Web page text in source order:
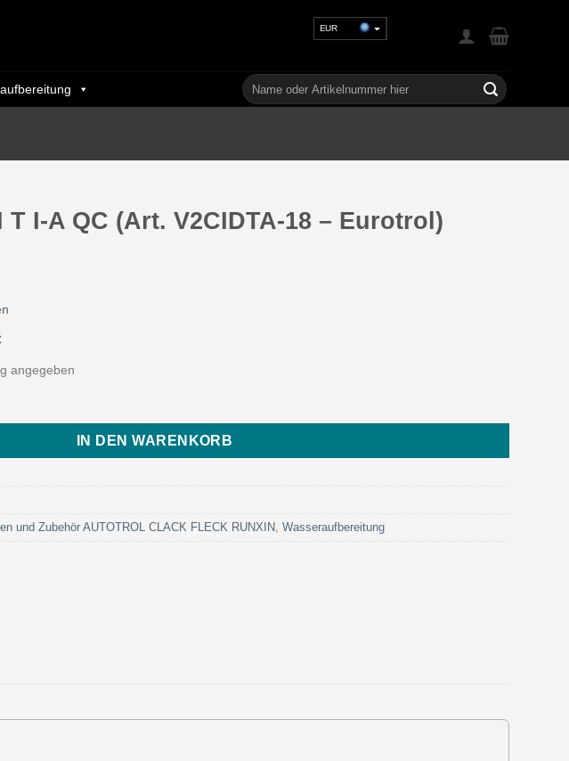
EUR
GBP
Suchen
nach:
T I-A QC (Art. V2CIDTA-18 – Eurotrol)
angegeben
18 - Eurotrol) Menge
IN DEN WARENKORB
und Zubehör AUTOTROL CLACK FLECK RUNXIN ,Wasseraufbereitung